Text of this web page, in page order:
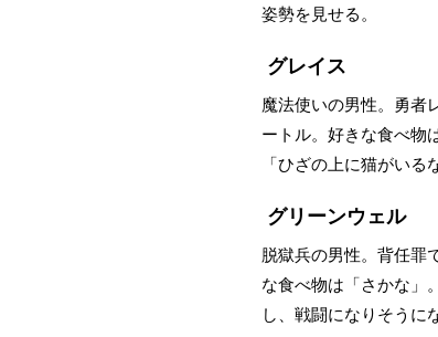
姿勢を見せる。
グレイス
魔法使いの男性。勇者
ートル。好きな食べ物
「ひざの上に猫がい
グリーンウェル
脱獄兵の男性。背任罪
な食べ物は「さかな」
し、戦闘になりそうに